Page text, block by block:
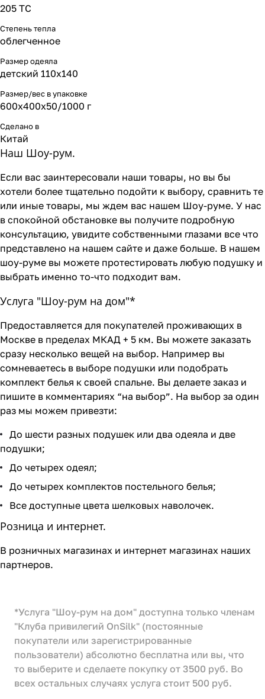
205 ТС
Степень тепла
облегченное
Размер одеяла
детский 110х140
Размер/вес в упаковке
600х400х50/1000 г
Сделано в
Китай
Наш Шоу-рум.
Если вас заинтересовали наши товары, но вы бы
хотели более тщательно подойти к выбору, сравнить те
или иные товары, мы ждем вас нашем Шоу-руме. У нас
в спокойной обстановке вы получите подробную
консультацию, увидите собственными глазами все что
представлено на нашем сайте и даже больше. В нашем
шоу-руме вы можете протестировать любую подушку и
выбрать именно то-что подходит вам.
Услуга "Шоу-рум на дом"*
Предоставляется для покупателей проживающих в
Москве в пределах МКАД + 5 км. Вы можете заказать
сразу несколько вещей на выбор. Например вы
сомневаетесь в выборе подушки или подобрать
комплект белья к своей спальне. Вы делаете заказ и
пишите в комментариях “на выбор”. На выбор за один
раз мы можем привезти:
До шести разных подушек или два одеяла и две
подушки;
До четырех одеял;
До четырех комплектов постельного белья;
Все доступные цвета шелковых наволочек.
Розница и интернет.
В розничных магазинах и интернет магазинах наших
партнеров.
*Услуга "Шоу-рум на дом" доступна только членам
"Клуба привилегий OnSilk" (постоянные
покупатели или зарегистрированные
пользователи) абсолютно бесплатна или вы, что
то выберите и сделаете покупку от 3500 руб. Во
всех остальных случаях услуга стоит 500 руб.